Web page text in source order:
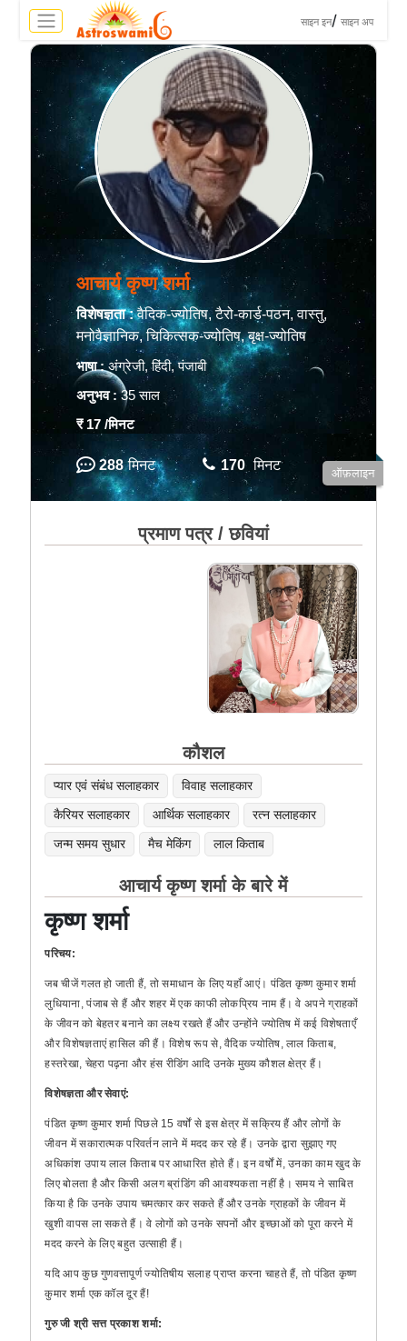
साइन इन/ साइन अप
आचार्य कृष्ण शर्मा
विशेषज्ञता :वैदिक-ज्योतिष, टैरो-कार्ड-पठन, वास्तु,
मनोवैज्ञानिक, चिकित्सक-ज्योतिष, बृक्ष-ज्योतिष
भाषा : अंग्रेजी, हिंदी, पंजाबी
अनुभव :35 साल
₹ 17/मिनट
288 मिनट 170 मिनट
ऑफ़लाइन
प्रमाण पत्र / छवियां
कौशल
प्यार एवं संबंध सलाहकार
विवाह सलाहकार
कैरियर सलाहकार
आर्थिक सलाहकार
रत्न सलाहकार
जन्म समय सुधार
मैच मेकिंग लाल किताब
आचार्य कृष्ण शर्मा के बारे में
कृष्ण शर्मा
परिचय:
जब चीजें गलत हो जाती हैं, तो समाधान के लिए यहाँ आएं। पंडित कृष्ण कुमार शर्मा
लुधियाना, पंजाब से हैं और शहर में एक काफी लोकप्रिय नाम हैं। वे अपने ग्राहकों
के जीवन को बेहतर बनाने का लक्ष्य रखते हैं और उन्होंने ज्योतिष में कई विशेषताएँ
और विशेषज्ञताएं हासिल की हैं। विशेष रूप से, वैदिक ज्योतिष, लाल किताब,
हस्तरेखा, चेहरा पढ़ना और हंस रीडिंग आदि उनके मुख्य कौशल क्षेत्र हैं।
विशेषज्ञता और सेवाएं:
पंडित कृष्ण कुमार शर्मा पिछले 15 वर्षों से इस क्षेत्र में सक्रिय हैं और लोगों के
जीवन में सकारात्मक परिवर्तन लाने में मदद कर रहे हैं। उनके द्वारा सुझाए गए
अधिकांश उपाय लाल किताब पर आधारित होते हैं। इन वर्षों में, उनका काम खुद के
लिए बोलता है और किसी अलग ब्रांडिंग की आवश्यकता नहीं है। समय ने साबित
किया है कि उनके उपाय चमत्कार कर सकते हैं और उनके ग्राहकों के जीवन में
खुशी वापस ला सकते हैं। वे लोगों को उनके सपनों और इच्छाओं को पूरा करने में
मदद करने के लिए बहुत उत्साही हैं।
यदि आप कुछ गुणवत्तापूर्ण ज्योतिषीय सलाह प्राप्त करना चाहते हैं, तो पंडित कृष्ण
कुमार शर्मा एक कॉल दूर हैं!
गुरु जी श्री सत्त प्रकाश शर्मा: